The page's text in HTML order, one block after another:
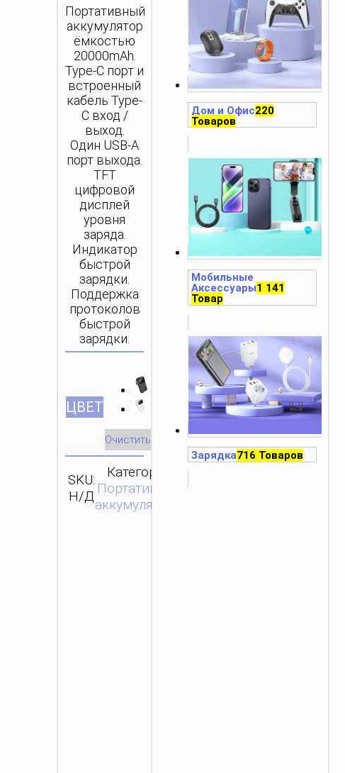
Портативный
аккумулятор
ёмкостью
20000mAh.
Type-C порт и
встроенный
кабель Type-
C вход /
выход.
Один USB-A
порт выхода.
TFT
цифровой
дисплей
уровня
заряда.
Индикатор
быстрой
зарядки.
Поддержка
протоколов
быстрой
зарядки.
ЦВЕТ
Очистить
SKU:
Н/Д
Категория:
Портативные
аккумуляторы
Дом и Офис220
Товаров
Мобильные
Аксессуары1 141
Товар
Зарядка716 Товаров